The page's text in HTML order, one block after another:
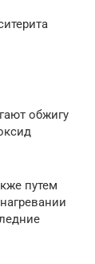
обжигу
путем